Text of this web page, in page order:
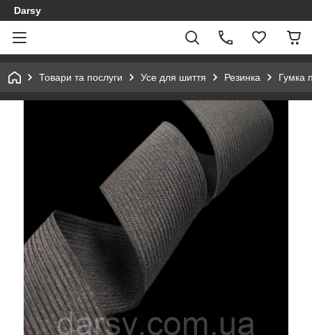
Darsy
Товари та послуги Усе для шиття Резинка Гумка